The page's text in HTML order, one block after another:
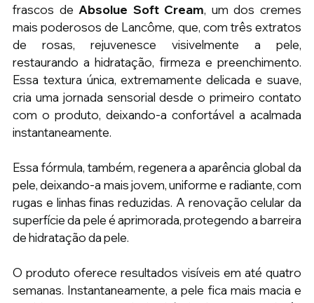
frascos de Absolue Soft Cream, um dos cremes
mais poderosos de Lancôme, que, com três extratos
de rosas, rejuvenesce visivelmente a pele,
restaurando a hidratação, firmeza e preenchimento.
Essa textura única, extremamente delicada e suave,
cria uma jornada sensorial desde o primeiro contato
com o produto, deixando-a confortável a acalmada
instantaneamente.
Essa fórmula, também, regenera a aparência global da
pele, deixando-a mais jovem, uniforme e radiante, com
rugas e linhas finas reduzidas. A renovação celular da
superfície da pele é aprimorada, protegendo a barreira
de hidratação da pele.
O produto oferece resultados visíveis em até quatro
semanas. Instantaneamente, a pele fica mais macia e